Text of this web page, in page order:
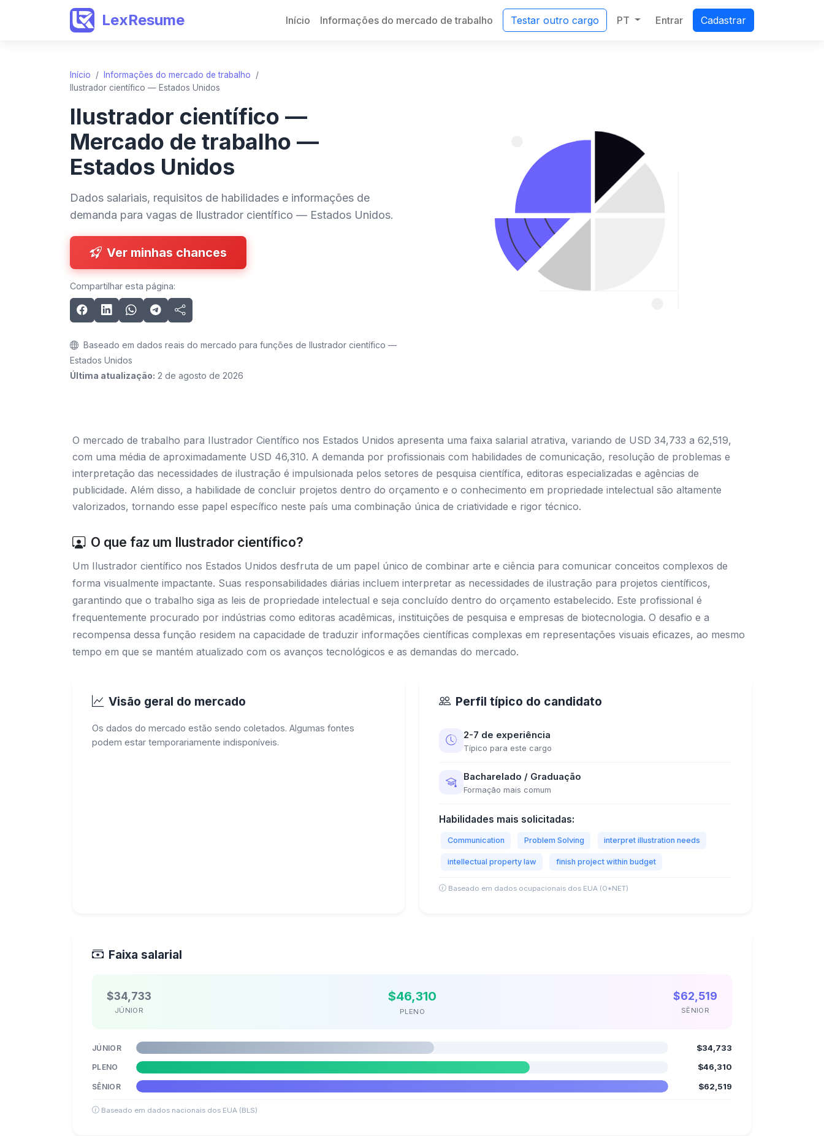
LexResume Início Informações do mercado de trabalho Testar outro cargo PT Entrar Cadastrar
Início / Informações do mercado de trabalho
/
Ilustrador científico — Estados Unidos
Ilustrador científico —
Mercado de trabalho —
Estados Unidos
Dados salariais, requisitos de habilidades e informações de
demanda para vagas de Ilustrador científico — Estados Unidos.
Ver minhas chances
Compartilhar esta página:
Baseado em dados reais do mercado para funções de Ilustrador científico —
Estados Unidos
Última atualização: 2 de agosto de 2026
O mercado de trabalho para Ilustrador Científico nos Estados Unidos apresenta uma faixa salarial atrativa, variando de USD 34,733 a 62,519,
com uma média de aproximadamente USD 46,310. A demanda por profissionais com habilidades de comunicação, resolução de problemas e
interpretação das necessidades de ilustração é impulsionada pelos setores de pesquisa científica, editoras especializadas e agências de
publicidade. Além disso, a habilidade de concluir projetos dentro do orçamento e o conhecimento em propriedade intelectual são altamente
valorizados, tornando esse papel específico neste país uma combinação única de criatividade e rigor técnico.
O que faz um Ilustrador científico?
Um Ilustrador científico nos Estados Unidos desfruta de um papel único de combinar arte e ciência para comunicar conceitos complexos de
forma visualmente impactante. Suas responsabilidades diárias incluem interpretar as necessidades de ilustração para projetos científicos,
garantindo que o trabalho siga as leis de propriedade intelectual e seja concluído dentro do orçamento estabelecido. Este profissional é
frequentemente procurado por indústrias como editoras acadêmicas, instituições de pesquisa e empresas de biotecnologia. O desafio e a
recompensa dessa função residem na capacidade de traduzir informações científicas complexas em representações visuais eficazes, ao mesmo
tempo em que se mantém atualizado com os avanços tecnológicos e as demandas do mercado.
Visão geral do mercado
Os dados do mercado estão sendo coletados. Algumas fontes
podem estar temporariamente indisponíveis.
Perfil típico do candidato
2-7 de experiência
Típico para este cargo
Bacharelado / Graduação
Formação mais comum
Habilidades mais solicitadas:
Communication Problem Solving interpret illustration needs
intellectual property law finish project within budget
Baseado em dados ocupacionais dos EUA (O*NET)
Faixa salarial
$34,733
JÚNIOR
$46,310
PLENO
$62,519
SÊNIOR
JÚNIOR $34,733
PLENO $46,310
SÊNIOR $62,519
Baseado em dados nacionais dos EUA (BLS)